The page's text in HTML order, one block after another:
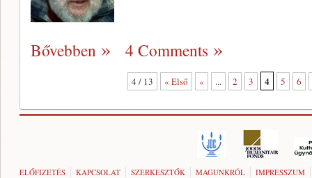
Bővebben 4 Comments
4 / 13 « Első « ... 2 3 4 5 6
ELŐFIZETÉS KAPCSOLAT SZERKESZTŐK MAGUNKRÓL IMPRESSZUM